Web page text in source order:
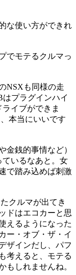
な使い方ができれ
でモテるクルマっ
NSXも同様の走
はプラグインハイ
イブができま
本当にいいです
銭的事情など）
ているなあと。女
で踏み込めば刺激
クルマが出てき
ドはエコカーと思
えるようになった
ー・オブ・ザ・イ
ザインだし、パフ
考えると、モテる
もしれませんね。